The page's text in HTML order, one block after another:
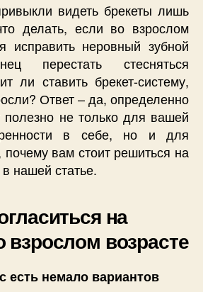
видеть брекеты лишь
делать, если во взрослом
исправить неровный зубной
перестать стесняться
ли ставить брекет-систему,
Ответ – да, определенно
полезно не только для вашей
в себе, но и для
вам стоит решиться на
нашей статье.
на
взрослом возрасте
есть немало вариантов